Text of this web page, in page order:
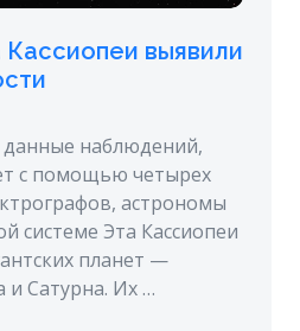
выявили
наблюдений,
с помощью четырех
астрономы
системе Эта Кассиопеи
планет —
Сатурна. Их …